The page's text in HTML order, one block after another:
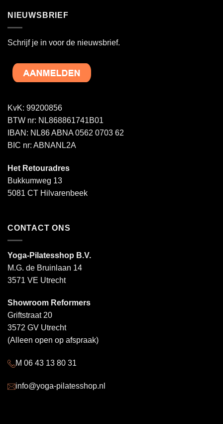
NIEUWSBRIEF
Schrijf je in voor de nieuwsbrief.
KvK: 99200856
BTW nr: NL868861741B01
IBAN: NL86 ABNA 0562 0703 62
BIC nr: ABNANL2A
Het Retouradres
Bukkumweg 13
5081 CT Hilvarenbeek
CONTACT ONS
Yoga-Pilatesshop B.V.
M.G. de Bruinlaan 14
3571 VE Utrecht
Showroom Reformers
Griftstraat 20
3572 GV Utrecht
(Alleen open op afspraak)
M 06 43 13 80 31
info@yoga-pilatesshop.nl